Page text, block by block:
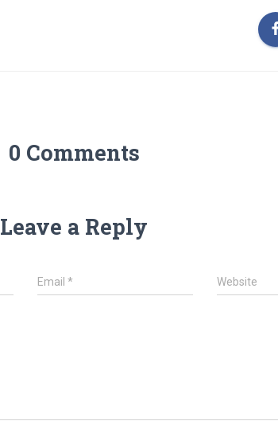
0 Comments
Leave a Reply
Email* Website